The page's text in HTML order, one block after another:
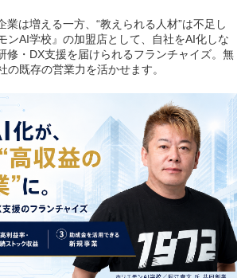
業は増える一方、“教えられる人材”は不足し
ンAI学校』の加盟店として、自社をAI化しな
修・DX支援を届けられるフランチャイズ。無
の既存の営業力を活かせます。